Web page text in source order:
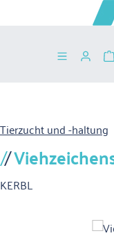
Zum Hauptinhalt
Tierzucht und -haltung
KERBL
Bildergalerie